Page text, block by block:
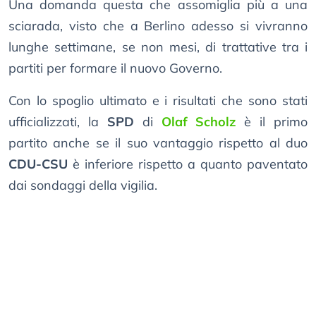
Una domanda questa che assomiglia più a una
sciarada, visto che a Berlino adesso si vivranno
lunghe settimane, se non mesi, di trattative tra i
partiti per formare il nuovo Governo.
Con lo spoglio ultimato e i risultati che sono stati
ufficializzati, la SPD di Olaf Scholz è il primo
partito anche se il suo vantaggio rispetto al duo
CDU-CSU è inferiore rispetto a quanto paventato
dai sondaggi della vigilia.